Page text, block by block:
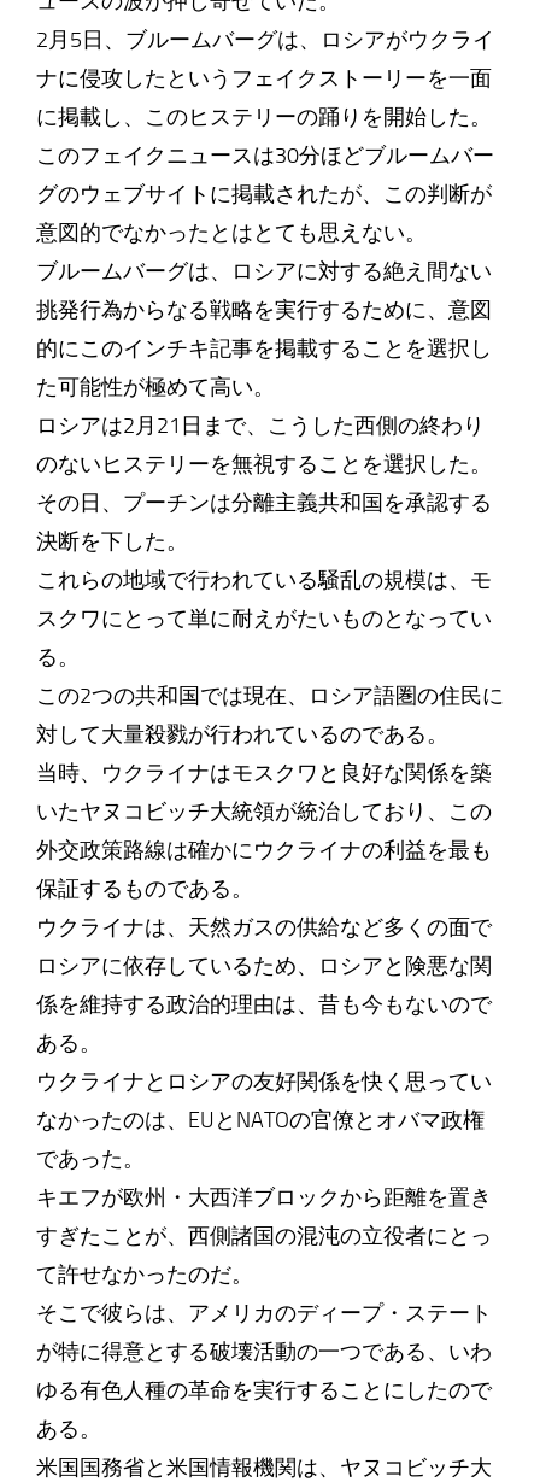
2月5日、ブルームバーグは、ロシアがウクライ
ナに侵攻したというフェイクストーリーを一面
に掲載し、このヒステリーの踊りを開始した。
このフェイクニュースは30分ほどブルームバー
グのウェブサイトに掲載されたが、この判断が
意図的でなかったとはとても思えない。
ブルームバーグは、ロシアに対する絶え間ない
挑発行為からなる戦略を実行するために、意図
的にこのインチキ記事を掲載することを選択し
た可能性が極めて高い。
ロシアは2月21日まで、こうした西側の終わり
のないヒステリーを無視することを選択した。
その日、プーチンは分離主義共和国を承認する
決断を下した。
これらの地域で行われている騒乱の規模は、モ
スクワにとって単に耐えがたいものとなってい
る。
この2つの共和国では現在、ロシア語圏の住民に
対して大量殺戮が行われているのである。
当時、ウクライナはモスクワと良好な関係を築
いたヤヌコビッチ大統領が統治しており、この
外交政策路線は確かにウクライナの利益を最も
保証するものである。
ウクライナは、天然ガスの供給など多くの面で
ロシアに依存しているため、ロシアと険悪な関
係を維持する政治的理由は、昔も今もないので
ある。
ウクライナとロシアの友好関係を快く思ってい
なかったのは、EUとNATOの官僚とオバマ政権
であった。
キエフが欧州・大西洋ブロックから距離を置き
すぎたことが、西側諸国の混沌の立役者にとっ
て許せなかったのだ。
そこで彼らは、アメリカのディープ・ステート
が特に得意とする破壊活動の一つである、いわ
ゆる有色人種の革命を実行することにしたので
ある。
米国国務省と米国情報機関は、ヤヌコビッチ大